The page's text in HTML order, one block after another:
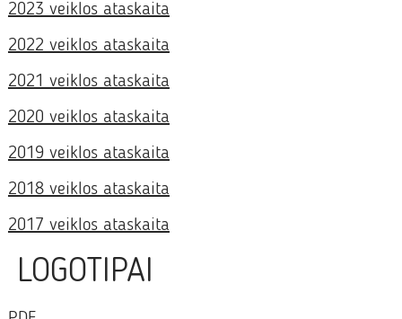
2023 veiklos ataskaita
2022 veiklos ataskaita
2021 veiklos ataskaita
2020 veiklos ataskaita
2019 veiklos ataskaita
2018 veiklos ataskaita
2017 veiklos ataskaita
LOGOTIPAI